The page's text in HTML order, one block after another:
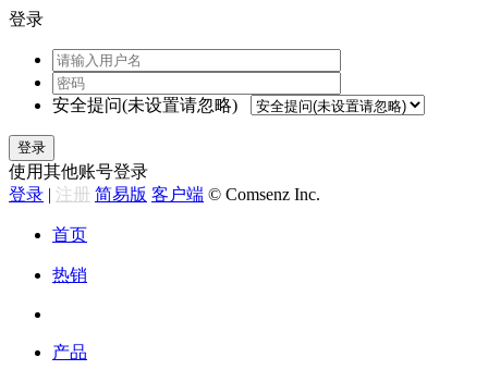
登录
安全提问(未设置请忽略)
登录
使用其他账号登录
登录 | 注册 简易版 客户端 © Comsenz Inc.
首页
热销
产品